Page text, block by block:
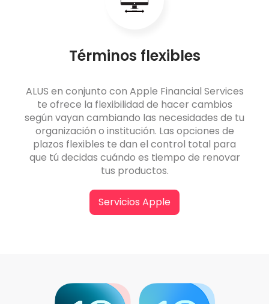
Términos flexibles
ALUS en conjunto con Apple Financial Services
te ofrece la flexibilidad de hacer cambios
según vayan cambiando las necesidades de tu
organización o institución. Las opciones de
plazos flexibles te dan el control total para
que tú decidas cuándo es tiempo de renovar
tus productos.
Servicios Apple